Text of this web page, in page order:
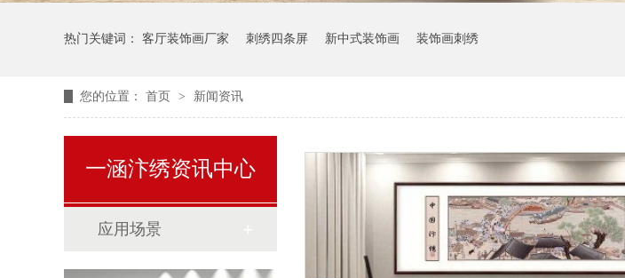
热门关键词： 客厅装饰画厂家 刺绣四条屏 新中式装饰画 装饰画刺绣
您的位置： 首页 > 新闻资讯
一涵汴绣资讯中心
应用场景